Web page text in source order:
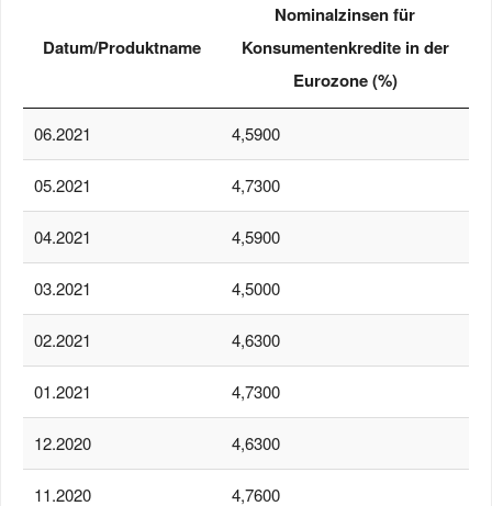
Datum/Produktname
Nominalzinsen für
Konsumentenkredite in der
Eurozone (%)
06.2021 4,5900
05.2021 4,7300
04.2021 4,5900
03.2021 4,5000
02.2021 4,6300
01.2021 4,7300
12.2020 4,6300
11.2020 4,7600